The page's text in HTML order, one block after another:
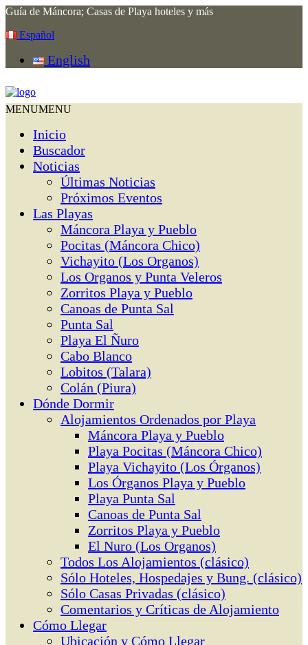
Guía de Máncora; Casas de Playa hoteles y más
Español
English
MENUMENU
Inicio
Buscador
Noticias
Últimas Noticias
Próximos Eventos
Las Playas
Máncora Playa y Pueblo
Pocitas (Máncora Chico)
Vichayito (Los Organos)
Los Organos y Punta Veleros
Zorritos Playa y Pueblo
Canoas de Punta Sal
Punta Sal
Playa El Ñuro
Cabo Blanco
Lobitos (Talara)
Colán (Piura)
Dónde Dormir
Alojamientos Ordenados por Playa
Máncora Playa y Pueblo
Playa Pocitas (Máncora Chico)
Playa Vichayito (Los Órganos)
Los Órganos Playa y Pueblo
Playa Punta Sal
Canoas de Punta Sal
Zorritos Playa y Pueblo
El Nuro (Los Organos)
Todos Los Alojamientos (clásico)
Sólo Hoteles, Hospedajes y Bung. (clásico)
Sólo Casas Privadas (clásico)
Comentarios y Críticas de Alojamiento
Cómo Llegar
Ubicación y Cómo Llegar